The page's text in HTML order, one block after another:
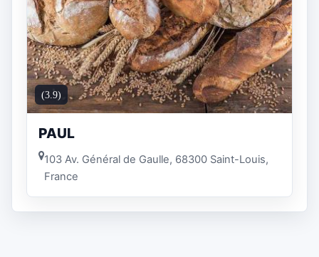
(3.9)
PAUL
103 Av. Général de Gaulle, 68300 Saint-Louis,
France